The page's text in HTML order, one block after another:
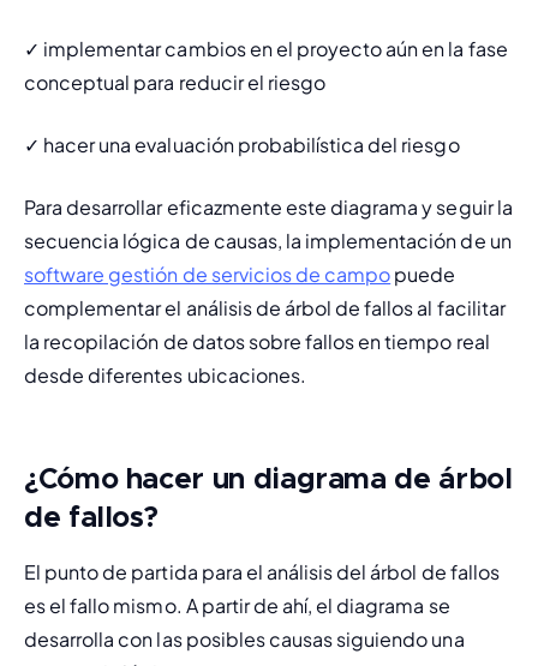
✓ implementar cambios en el proyecto aún en la fase
conceptual para reducir el riesgo
✓ hacer una evaluación probabilística del riesgo
Para desarrollar eficazmente este diagrama y seguir la
secuencia lógica de causas, la implementación de un
software gestión de servicios de campo puede
complementar el análisis de árbol de fallos al facilitar
la recopilación de datos sobre fallos en tiempo real
desde diferentes ubicaciones.
¿Cómo hacer un diagrama de árbol
de fallos?
El punto de partida para el análisis del árbol de fallos
es el fallo mismo. A partir de ahí, el diagrama se
desarrolla con las posibles causas siguiendo una